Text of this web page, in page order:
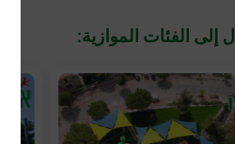
إلى الفئات الموازية: